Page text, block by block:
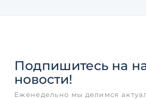
Подпишитесь на
новости!
Еженедельно мы делимся